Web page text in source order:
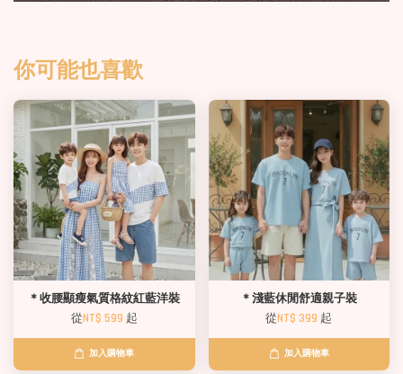
你可能也喜歡
＊收腰顯瘦氣質格紋紅藍洋裝
從NT$ 599 起
加入購物車
＊淺藍休閒舒適親子裝
從NT$ 399 起
加入購物車